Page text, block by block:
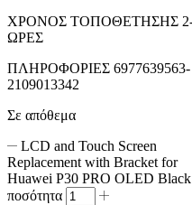
ΧΡΟΝΟΣ ΤΟΠΟΘΕΤΗΣΗΣ
ΩΡΕΣ
ΠΛΗΡΟΦΟΡΙΕΣ 6977639563-
2109013342
Σε απόθεμα
LCD and Touch Screen
Replacement with Bracket for
Huawei P30 PRO OLED Black
ποσότητα